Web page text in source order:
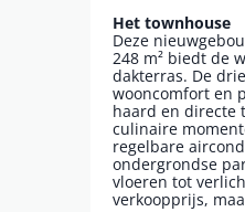
Het townhouse
Deze
248 m² biedt de
dakterras. De
wooncomfort en
haard en directe
culinaire
regelbare
ondergrondse
vloeren tot
verkoopprijs,